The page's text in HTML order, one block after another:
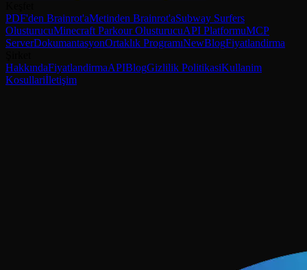
PDF'den Brainrot'aMetinden Brainrot'aSubway Surfers
OlusturucuMinecraft Parkour OlusturucuAPI PlatformuMCP
ServerDokumantasyonOrtaklık ProgramıNewBlogFiyatlandirma
HakkındaFiyatlandirmaAPIBlogGizlilik PolitikasiKullanim
Kosullariİletişim